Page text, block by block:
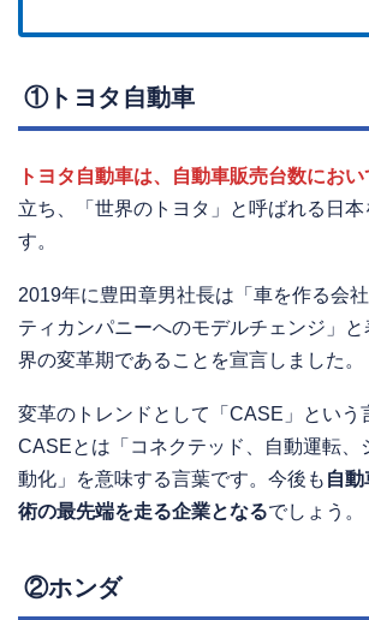
①トヨタ自動車
トヨタ自動車は、自動車販売台数にお
立ち、「世界のトヨタ」と呼ばれる日
す。
2019年に豊田章男社長は「車を作る会
ティカンパニーへのモデルチェンジ」
界の変革期であることを宣言しました。
変革のトレンドとして「CASE」という
CASEとは「コネクテッド、自動運転、
動化」を意味する言葉です。今後も 自
術の最先端を走る企業となるでしょう。
②ホンダ